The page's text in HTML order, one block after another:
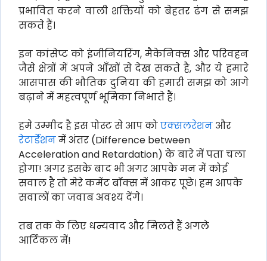
प्रभावित करने वाली शक्तियों को बेहतर ढंग से समझ
सकते हैं।
इन कांसेप्ट को इंजीनियरिंग, मैकेनिक्स और परिवहन
जैसे क्षेत्रों में अपने आँखों से देख सकते है, और ये हमारे
आसपास की भौतिक दुनिया की हमारी समझ को आगे
बढ़ाने में महत्वपूर्ण भूमिका निभाते हैं।
हमे उम्मीद है इस पोस्ट से आप कोएक्सलरेशन और
रेटार्डेशनमें अंतर (Difference between
Acceleration and Retardation) के बारे में पता चला
होगा! अगर इसके बाद भी अगर आपके मन में कोई
सवाल है तो मेरे कमेंट बॉक्स में आकर पूछे। हम आपके
सवालों का जवाब अवश्य देंगे।
तब तक के लिए धन्यवाद और मिलते हैं अगले
आर्टिकल में!